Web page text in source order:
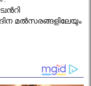
മല്‍സരങ്ങളിലേയും